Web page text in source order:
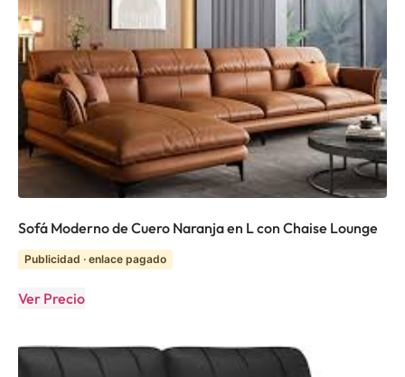
Sofá Moderno de Cuero Naranja en L con Chaise Lounge
Publicidad · enlace pagado
Ver Precio